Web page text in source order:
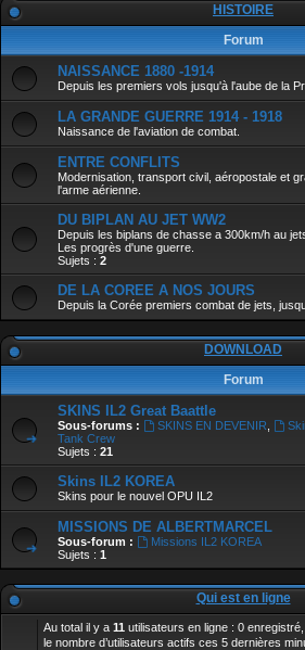
HISTOIRE
Forum
NAISSANCE 1880 -1914
Depuis les premiers vols jusqu'à l'aube de la
LA GRANDE GUERRE 1914 - 1918
Naissance de l'aviation de combat.
ENTRE CONFLITS
Modernisation, transport civil, aéropostale et
l'arme aérienne.
DU BIPLAN AU JET WW2
Depuis les biplans de chasse a 300km/h au
Les progrès d'une guerre.
Sujets : 2
DE LA COREE A NOS JOURS
Depuis la Corée premiers combat de jets,
DOWNLOAD
Forum
SKINS IL2 Great Baattle
Sous-forums : SKINS EN DEVENIR
Tank Crew
Sujets : 21
Skins IL2 KOREA
Skins pour le nouvel OPU IL2
MISSIONS DE ALBERTMARCEL
Sous-forum :
Missions IL2 KOREA
Sujets : 1
Qui est en ligne
Au total il y a 11 utilisateurs en ligne : 0
le nombre d’utilisateurs actifs ces 5 dernières